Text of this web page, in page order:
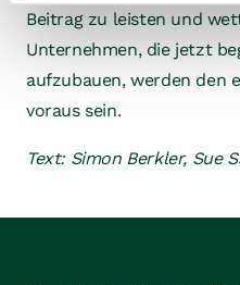
Beitrag zu leisten und
Unternehmen, die jetzt
aufzubauen, werden den
voraus sein.
Text: Simon Berkler, Sue